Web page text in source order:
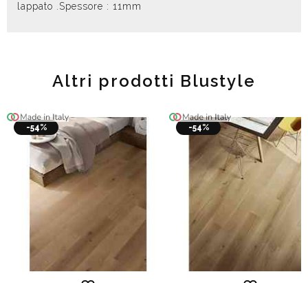
lappato .Spessore : 11mm
Altri prodotti Blustyle
-54% -54%